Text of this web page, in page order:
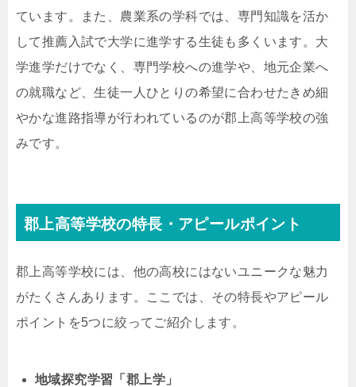
ています。また、農業系の学科では、専門知識を活か
して推薦入試で大学に進学する生徒も多くいます。大
学進学だけでなく、専門学校への進学や、地元企業へ
の就職など、生徒一人ひとりの希望に合わせたきめ細
やかな進路指導が行われているのが郡上高等学校の強
みです。
郡上高等学校の特長・アピールポイント
郡上高等学校には、他の高校にはないユニークな魅力
がたくさんあります。ここでは、その特長やアピール
ポイントを5つに絞ってご紹介します。
地域探究学習「郡上学」